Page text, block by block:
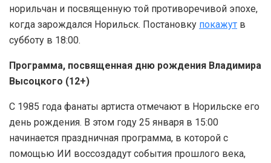
норильчан и посвященную той противоречивой эпохе,
когда зарождался Норильск. Постановку покажут в
субботу в 18:00.
Программа, посвященная дню рождения Владимира
Высоцкого (12+)
С 1985 года фанаты артиста отмечают в Норильске его
день рождения. В этом году 25 января в 15:00
начинается праздничная программа, в которой с
помощью ИИ воссоздадут события прошлого века,